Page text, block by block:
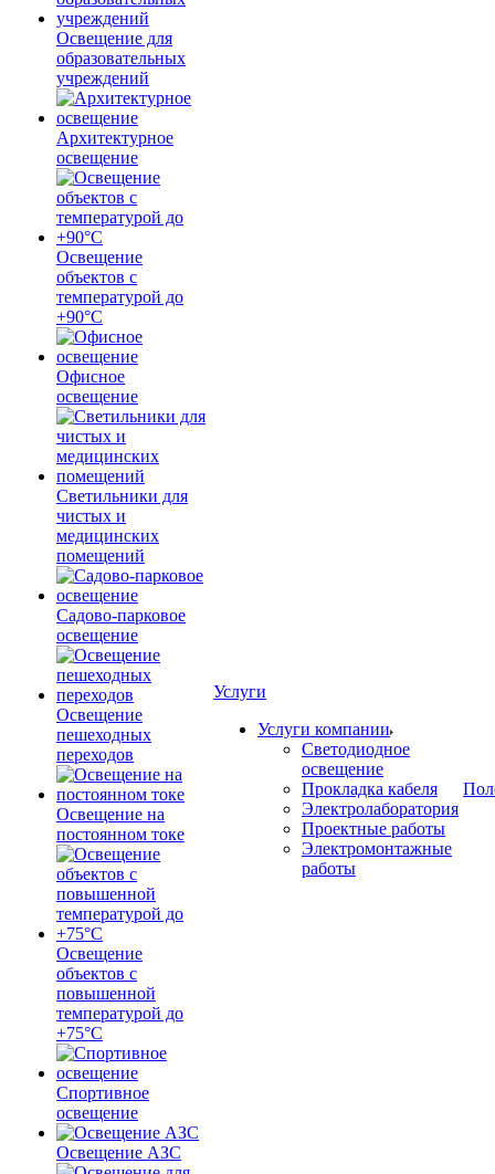
Освещение для
образовательных
учреждений
Архитектурное
освещение
Освещение
объектов с
температурой до
+90°С
Офисное
освещение
Светильники для
чистых и
медицинских
помещений
Садово-парковое
освещение
Освещение
пешеходных
переходов
Освещение на
постоянном токе
Освещение
объектов с
повышенной
температурой до
+75°C
Спортивное
освещение
Освещение АЗС
Услуги
Услуги компании
Светодиодное
освещение
Прокладка кабеля
Электролаборатория
Проектные работы
Электромонтажные
работы